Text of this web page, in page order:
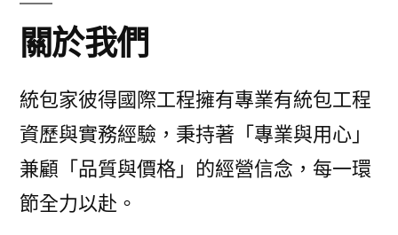
關於我們
統包家彼得國際工程擁有專業有統包工程
資歷與實務經驗，秉持著「專業與用心」
兼顧「品質與價格」的經營信念，每一環
節全力以赴。